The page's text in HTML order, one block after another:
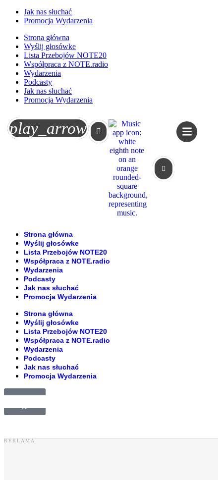
Jak nas słuchać
Promocja Wydarzenia
Strona główna
Wyślij głosówke
Lista Przebojów NOTE20
Współpraca z NOTE.radio
Wydarzenia
Podcasty
Jak nas słuchać
Promocja Wydarzenia
play_arrow
Strona główna
Wyślij głosówke
Lista Przebojów NOTE20
Współpraca z NOTE.radio
Wydarzenia
Podcasty
Jak nas słuchać
Promocja Wydarzenia
Strona główna
Wyślij głosówke
Lista Przebojów NOTE20
Współpraca z NOTE.radio
Wydarzenia
Podcasty
Jak nas słuchać
Promocja Wydarzenia
£0.00